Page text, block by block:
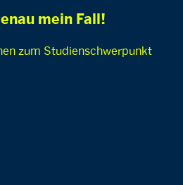
mein Fall!
zum Studienschwerpunkt